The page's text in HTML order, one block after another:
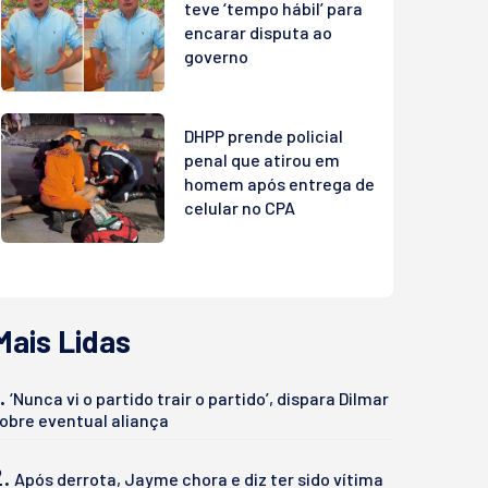
teve ‘tempo hábil’ para
encarar disputa ao
governo
DHPP prende policial
penal que atirou em
homem após entrega de
celular no CPA
Lidas
‘Nunca vi o partido trair o partido’, dispara Dilmar
eventual aliança
Após derrota, Jayme chora e diz ter sido vítima